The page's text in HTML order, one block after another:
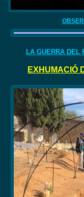
LA GUERRA DEL
EXHUMACIÓ